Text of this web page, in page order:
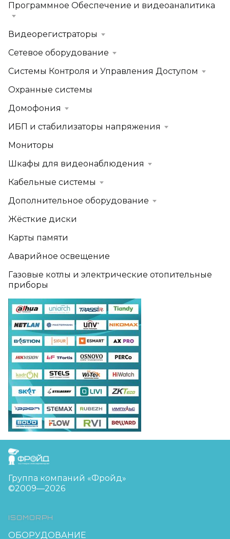
Программное Обеспечение и видеоаналитика
Видеорегистраторы
Сетевое оборудование
Системы Контроля и Управления Доступом
Охранные системы
Домофония
ИБП и стабилизаторы напряжения
Мониторы
Шкафы для видеонаблюдения
Кабельные системы
Дополнительное оборудование
Жёсткие диски
Карты памяти
Аварийное освещение
Газовые котлы и электрические отопительные
приборы
FreudGroup
Группа компаний «Фройд»
©2009—2026
ISOMORPH
ОБОРУДОВАНИЕ